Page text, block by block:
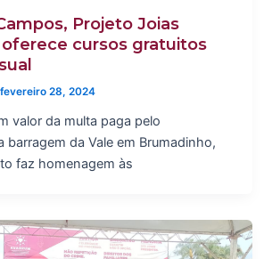
Projeto Joias
cursos gratuitos
fevereiro 28, 2024
valor da multa paga pelo
barragem da Vale em Brumadinho,
faz homenagem às